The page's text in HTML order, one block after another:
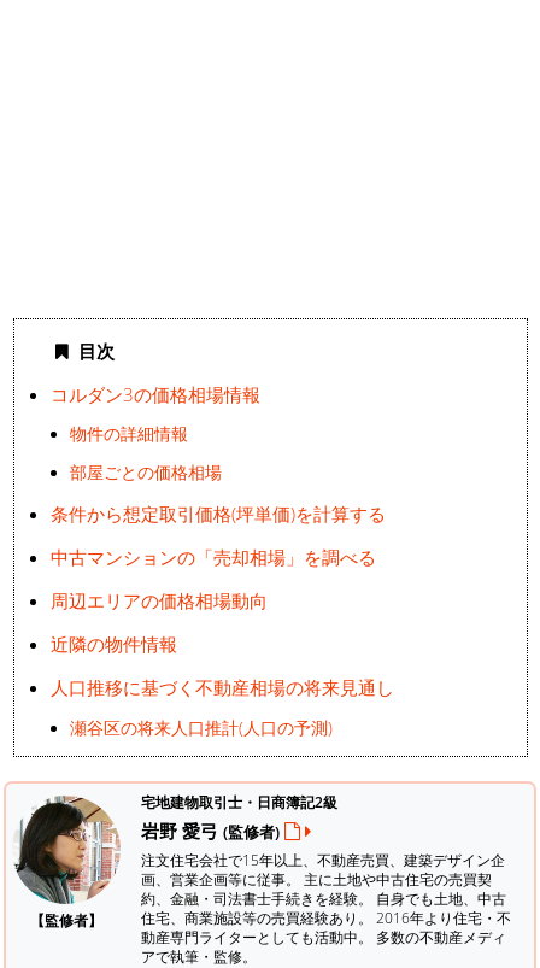
目次
コルダン3の価格相場情報
物件の詳細情報
部屋ごとの価格相場
条件から想定取引価格(坪単価)を計算する
中古マンションの「売却相場」を調べる
周辺エリアの価格相場動向
近隣の物件情報
人口推移に基づく不動産相場の将来見通し
瀬谷区の将来人口推計(人口の予測)
【監修者】
宅地建物取引士・日商簿記2級
岩野 愛弓 (監修者)
注文住宅会社で15年以上、不動産売買、建築デザイン企
画、営業企画等に従事。 主に土地や中古住宅の売買契
約、金融・司法書士手続きを経験。 自身でも土地、中古
住宅、商業施設等の売買経験あり。 2016年より住宅・不
動産専門ライターとしても活動中。 多数の不動産メディ
アで執筆・監修。